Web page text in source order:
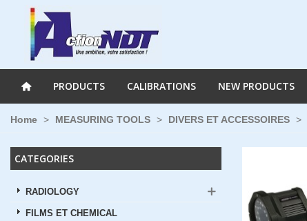
PRODUCTS CALIBRATIONS NEW PRODUCTS
Home > MEASURING TOOLS > DIVERS ET ACCESSOIRES >
CATEGORIES
RADIOLOGY
FILMS ET CHEMICAL